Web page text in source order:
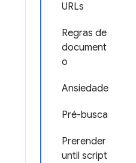
URLs
Regras de
document
o
Ansiedade
Pré-busca
Prerender
until script